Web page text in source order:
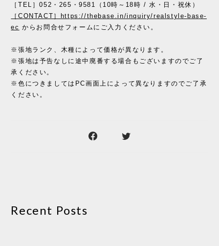
［TEL］052・265・9581（10時～18時 / 水・日・祝休）
［CONTACT］https://thebase.in/inquiry/realstyle-base-
ec からお問合せフォームにご入力ください。
※張地ランク、木種によって価格が異なります。
※張地は予告なしに途中廃番する場合もございますのでご了
承ください。
※色につきましてはPC画面上によって異なりますのでご了承
ください。
Recent Posts